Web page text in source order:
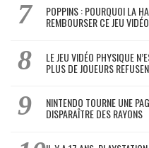
POPPINS : POURQUOI LA
REMBOURSER CE JEU
LE JEU VIDÉO PHYSIQUE
PLUS DE JOUEURS
NINTENDO TOURNE UNE
DISPARAÎTRE DES RAYONS